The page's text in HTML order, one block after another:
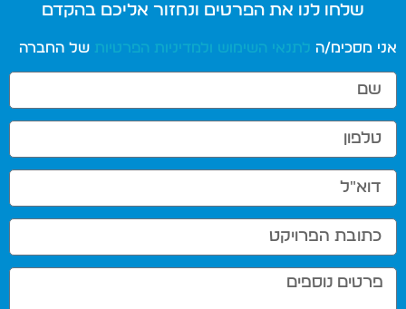
שלחו לנו את הפרטים ונחזור אליכם בהקדם
אני מסכימ/ה לתנאי השימוש ולמדיניות הפרטיות של החברה